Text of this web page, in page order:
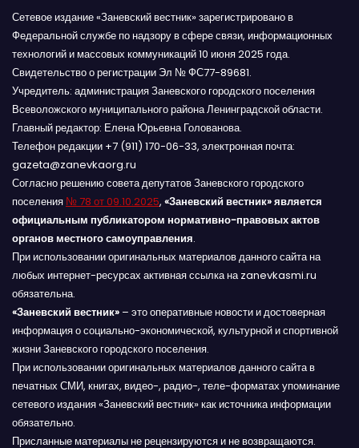
Сетевое издание «Заневский вестник» зарегистрировано в
Федеральной службе по надзору в сфере связи, информационных
технологий и массовых коммуникаций 10 июня 2025 года.
Свидетельство о регистрации Эл № ФС77-89681.
Учредитель: администрация Заневского городского поселения
Всеволожского муниципального района Ленинградской области.
Главный редактор: Елена Юрьевна Голованова.
Телефон редакции +7 (911) 170-06-33, электронная почта:
gazeta@zanevkaorg.ru
Согласно решению совета депутатов Заневского городского
поселения № 78 от 09.10.2025, «Заневский вестник» является
официальным публикатором нормативно-правовых актов
органов местного самоуправления.
При использовании оригинальных материалов данного сайта на
любых интернет-ресурсах активная ссылка на zanevkasmi.ru
обязательна.
«Заневский вестник» – это оперативные новости и достоверная
информация о социально-экономической, культурной и спортивной
жизни Заневского городского поселения.
При использовании оригинальных материалов данного сайта в
печатных СМИ, книгах, видео-, радио-, теле-форматах упоминание
сетевого издания «Заневский вестник» как источника информации
обязательно.
Присланные материалы не рецензируются и не возвращаются.